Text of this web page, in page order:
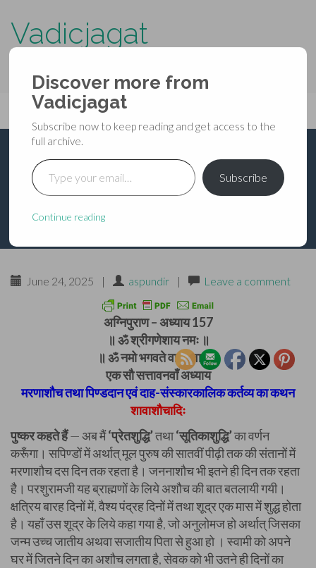
Vadicjagat
Primary
Menu
content
Vadicjagat
अग्निपुराण – अध्याय 157
June 24, 2025 | aspundir | Leave a comment
अग्निपुराण – अध्याय 157
॥ ॐ श्रीगणेशाय नमः ॥
॥ ॐ नमो भगवते वासुदेवाय ॥
एक सौ सत्तावनवाँ अध्याय
मरणाशौच तथा पिण्डदान एवं दाह-संस्कारकालिक कर्तव्य का कथन
शावाशौचादिः
पुष्कर कहते हैं— अब मैं‘प्रेतशुद्धि’तथा‘सूतिकाशुद्धि’का वर्णन
करूँगा। सपिण्डों में अर्थात् मूल पुरुष की सातवीं पीढ़ी तक की संतानों में
मरणाशौच दस दिन तक रहता है। जननाशौच भी इतने ही दिन तक रहता
है। परशुरामजी यह ब्राह्मणों के लिये अशौच की बात बतलायी गयी।
क्षत्रिय बारह दिनों में, वैश्य पंद्रह दिनों में तथा शूद्र एक मास में शुद्ध होता
है। यहाँ उस शूद्र के लिये कहा गया है, जो अनुलोमज हो अर्थात् जिसका
जन्म उच्च जातीय अथवा सजातीय पिता से हुआ हो । स्वामी को अपने
घर में जितने दिन का अशौच लगता है, सेवक को भी उतने ही दिनों का
Discover more from
Vadicjagat
Subscribe now to keep reading and get access to the
full archive.
Type your email…
Subscribe
Continue reading